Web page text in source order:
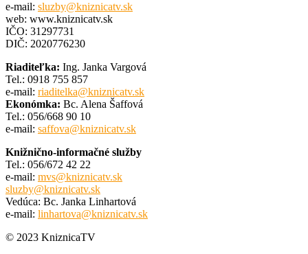
e-mail: sluzby@kniznicatv.sk
web: www.kniznicatv.sk
IČO: 31297731
DIČ: 2020776230
Riaditeľka: Ing. Janka Vargová
Tel.: 0918 755 857
e-mail: riaditelka@kniznicatv.sk
Ekonómka: Bc. Alena Šaffová
Tel.: 056/668 90 10
e-mail: saffova@kniznicatv.sk
Knižnično-informačné služby
Tel.: 056/672 42 22
e-mail: mvs@kniznicatv.sk
sluzby@kniznicatv.sk
Vedúca: Bc. Janka Linhartová
e-mail: linhartova@kniznicatv.sk
© 2023 KniznicaTV